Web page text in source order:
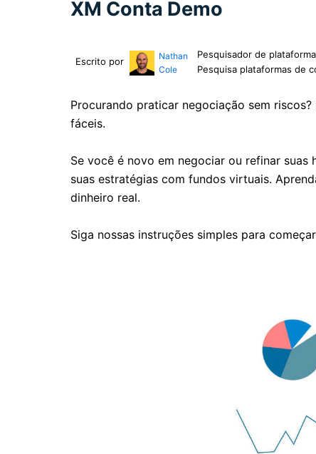
XM Conta Demo
Escrito por
Nathan
Cole
Pesquisador de
Pesquisa plataformas de
Procurando praticar negociação sem
fáceis.
Se você é novo em negociar ou refinar
suas estratégias com fundos virtuais.
dinheiro real.
Siga nossas instruções simples para